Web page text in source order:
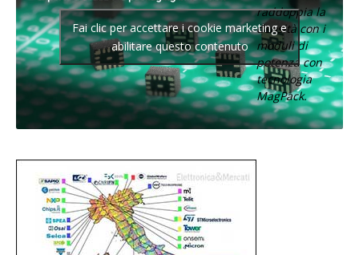
raddoppia la
densità con i
moduli di
potenza con
tecnologia
MagPack.
Fai clic per accettare i cookie marketing e
abilitare questo contenuto